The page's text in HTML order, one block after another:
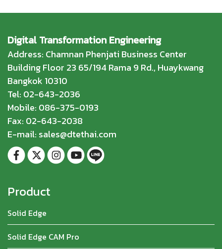
Digital Transformation Engineering
Address: Chamnan Phenjati Business Center
Building Floor 23 65/194 Rama 9 Rd., Huaykwang
Bangkok 10310
Tel: 02-643-2036
Mobile: 086-375-0193
Fax: 02-643-2038
E-mail: sales@dtethai.com
Product
Solid Edge
Solid Edge CAM Pro